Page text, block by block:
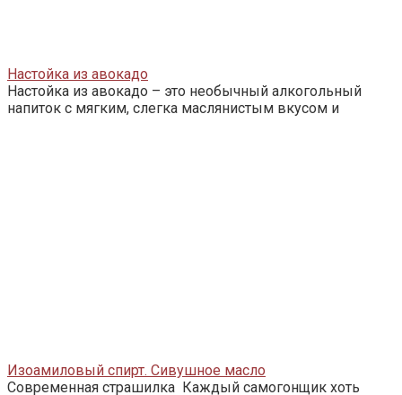
Настойка из авокадо
Настойка из авокадо – это необычный алкогольный
напиток с мягким, слегка маслянистым вкусом и
Изоамиловый спирт. Сивушное масло
Современная страшилка Каждый самогонщик хоть